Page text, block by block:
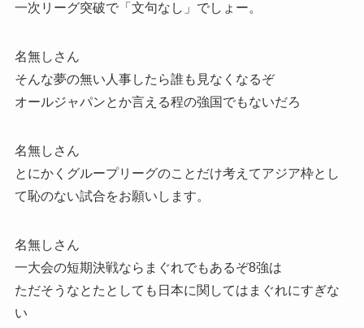
一次リーグ突破で「文句なし」でしょー。
名無しさん
そんな夢の無い人事したら誰も見なくなるぞ
オールジャパンとか言える程の強国でもないだろ
名無しさん
とにかくグループリーグのことだけ考えてアジア枠とし
て恥のない試合をお願いします。
名無しさん
一大会の短期決戦ならまぐれでもあるぞ8強は
ただそうなとたとしても日本に関してはまぐれにすぎな
い